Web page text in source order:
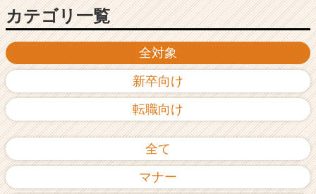
活
イ
チ
リ
（C
全対象
新卒向け
転職向け
全て
マナー
カテゴリ一覧